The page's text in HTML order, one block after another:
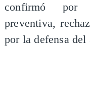
confirmó por
preventiva,
por la defensa del